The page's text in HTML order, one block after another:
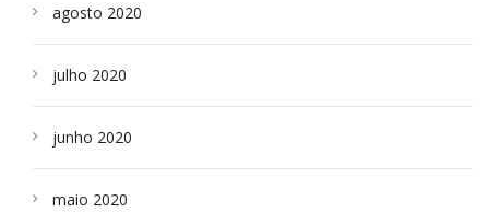
agosto 2020
julho 2020
junho 2020
maio 2020